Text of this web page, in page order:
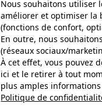
Nous souhaitons utiliser
améliorer et optimiser la
(fonctions de confort,
En outre, nous
(réseaux sociaux/
À cet effet, vous pouvez
ici et le retirer à tout
plus amples
Politique de
Une erreur s'est
partager